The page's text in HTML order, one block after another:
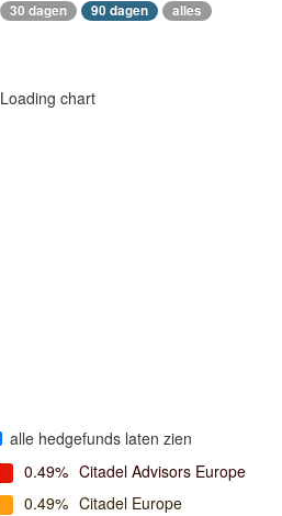
30 dagen 90 dagen alles
Loading chart
alle hedgefunds laten zien
0.49% Citadel Advisors Europe
0.49% Citadel Europe